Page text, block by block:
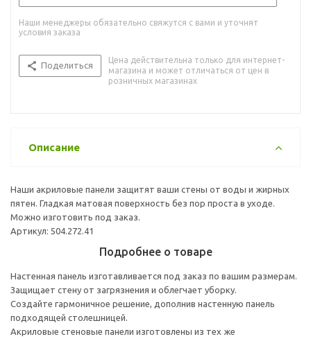
Наши менеджеры обязательно свяжутся с вами и уточнят
условия заказа
Поделиться
Цена действительна только для интернет-
магазина и может отличаться от цен в
розничных магазинах
Описание
Наши акриловые панели защитят ваши стены от воды и жирных
пятен. Гладкая матовая поверхность без пор проста в уходе.
Можно изготовить под заказ.
Артикул: 504.272.41
Подробнее о товаре
Настенная панель изготавливается под заказ по вашим размерам.
Защищает стену от загрязнения и облегчает уборку.
Создайте гармоничное решение, дополнив настенную панель
подходящей столешницей.
Акриловые стеновые панели изготовлены из тех же